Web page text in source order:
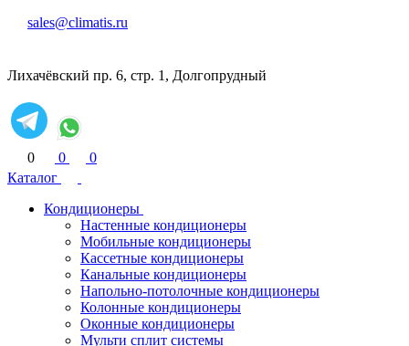
sales@climatis.ru
Лихачёвский пр. 6, стр. 1, Долгопрудный
0 0
0
Каталог
Кондиционеры
Настенные кондиционеры
Мобильные кондиционеры
Кассетные кондиционеры
Канальные кондиционеры
Напольно-потолочные кондиционеры
Колонные кондиционеры
Оконные кондиционеры
Мульти сплит системы